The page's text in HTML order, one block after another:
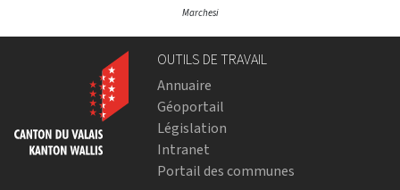
Marchesi
OUTILS DE TRAVAIL
Annuaire
Géoportail
Législation
Intranet
Portail des communes